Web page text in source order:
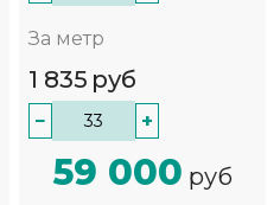
За метр
1 835 руб
− +
59 000 руб